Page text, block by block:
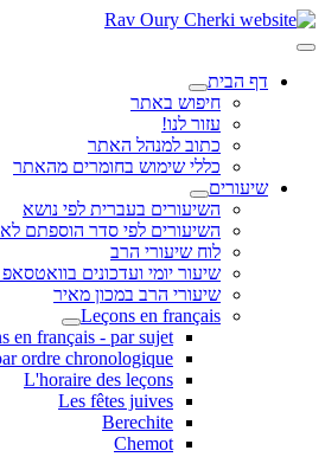
דף הבית
חיפוש באתר
עזור לנו!
כתוב למנהל האתר
כללי שימוש בחומרים מהאתר
שיעורים
השיעורים בעברית לפי נושא
השיעורים לפי סדר הוספתם
לוח שיעורי הרב
שיעור יומי ועדכונים
שיעורי הרב במכון מאיר
Leçons en français
en français - par sujet
ordre chronologique
L'horaire des leçons
Les fêtes juives
Berechite
Chemot